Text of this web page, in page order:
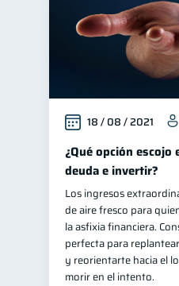
Cuenta Inactiva 1
Finanzas
Finanzas en Pareja
Fraudes 1
Información
Salud mental 1
Retiro 1
Gasto responsable
información
18 / 08 / 2021
¿Qué opción
deuda e invertir?
Los ingresos
de aire fresco para
la asfixia financiera.
perfecta para
y reorientarte hacia el
morir en el intento.